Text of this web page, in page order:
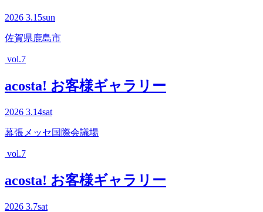
2026 3.15sun
佐賀県鹿島市
vol.7
acosta! お客様ギャラリー
2026 3.14sat
幕張メッセ国際会議場
vol.7
acosta! お客様ギャラリー
2026 3.7sat